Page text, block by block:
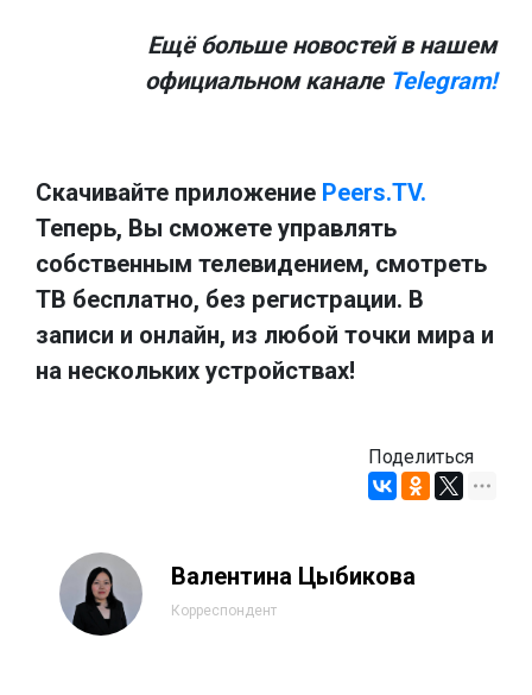
Ещё больше новостей в нашем
официальном канале Telegram!
Скачивайте приложение Peers.TV.
Теперь, Вы сможете управлять
собственным телевидением, смотреть
ТВ бесплатно, без регистрации. В
записи и онлайн, из любой точки мира и
на нескольких устройствах!
Поделиться
Валентина Цыбикова
Корреспондент